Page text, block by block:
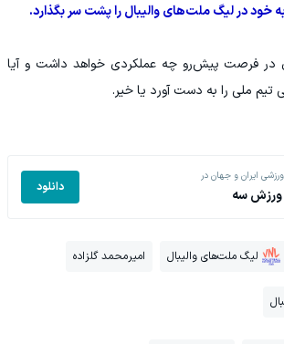
خود در لیگ ملت‌های والیبال را پشت سر بگذارد.
در فرصت پیش‌رو چه عملکردی خواهد داشت و آیا
تیم ملی را به دست آورد یا خیر.
ورزشی ایران و جهان در
ورزش سه دانلود
لیگ ملت‌های والیبال امیرمحمد گلزاده